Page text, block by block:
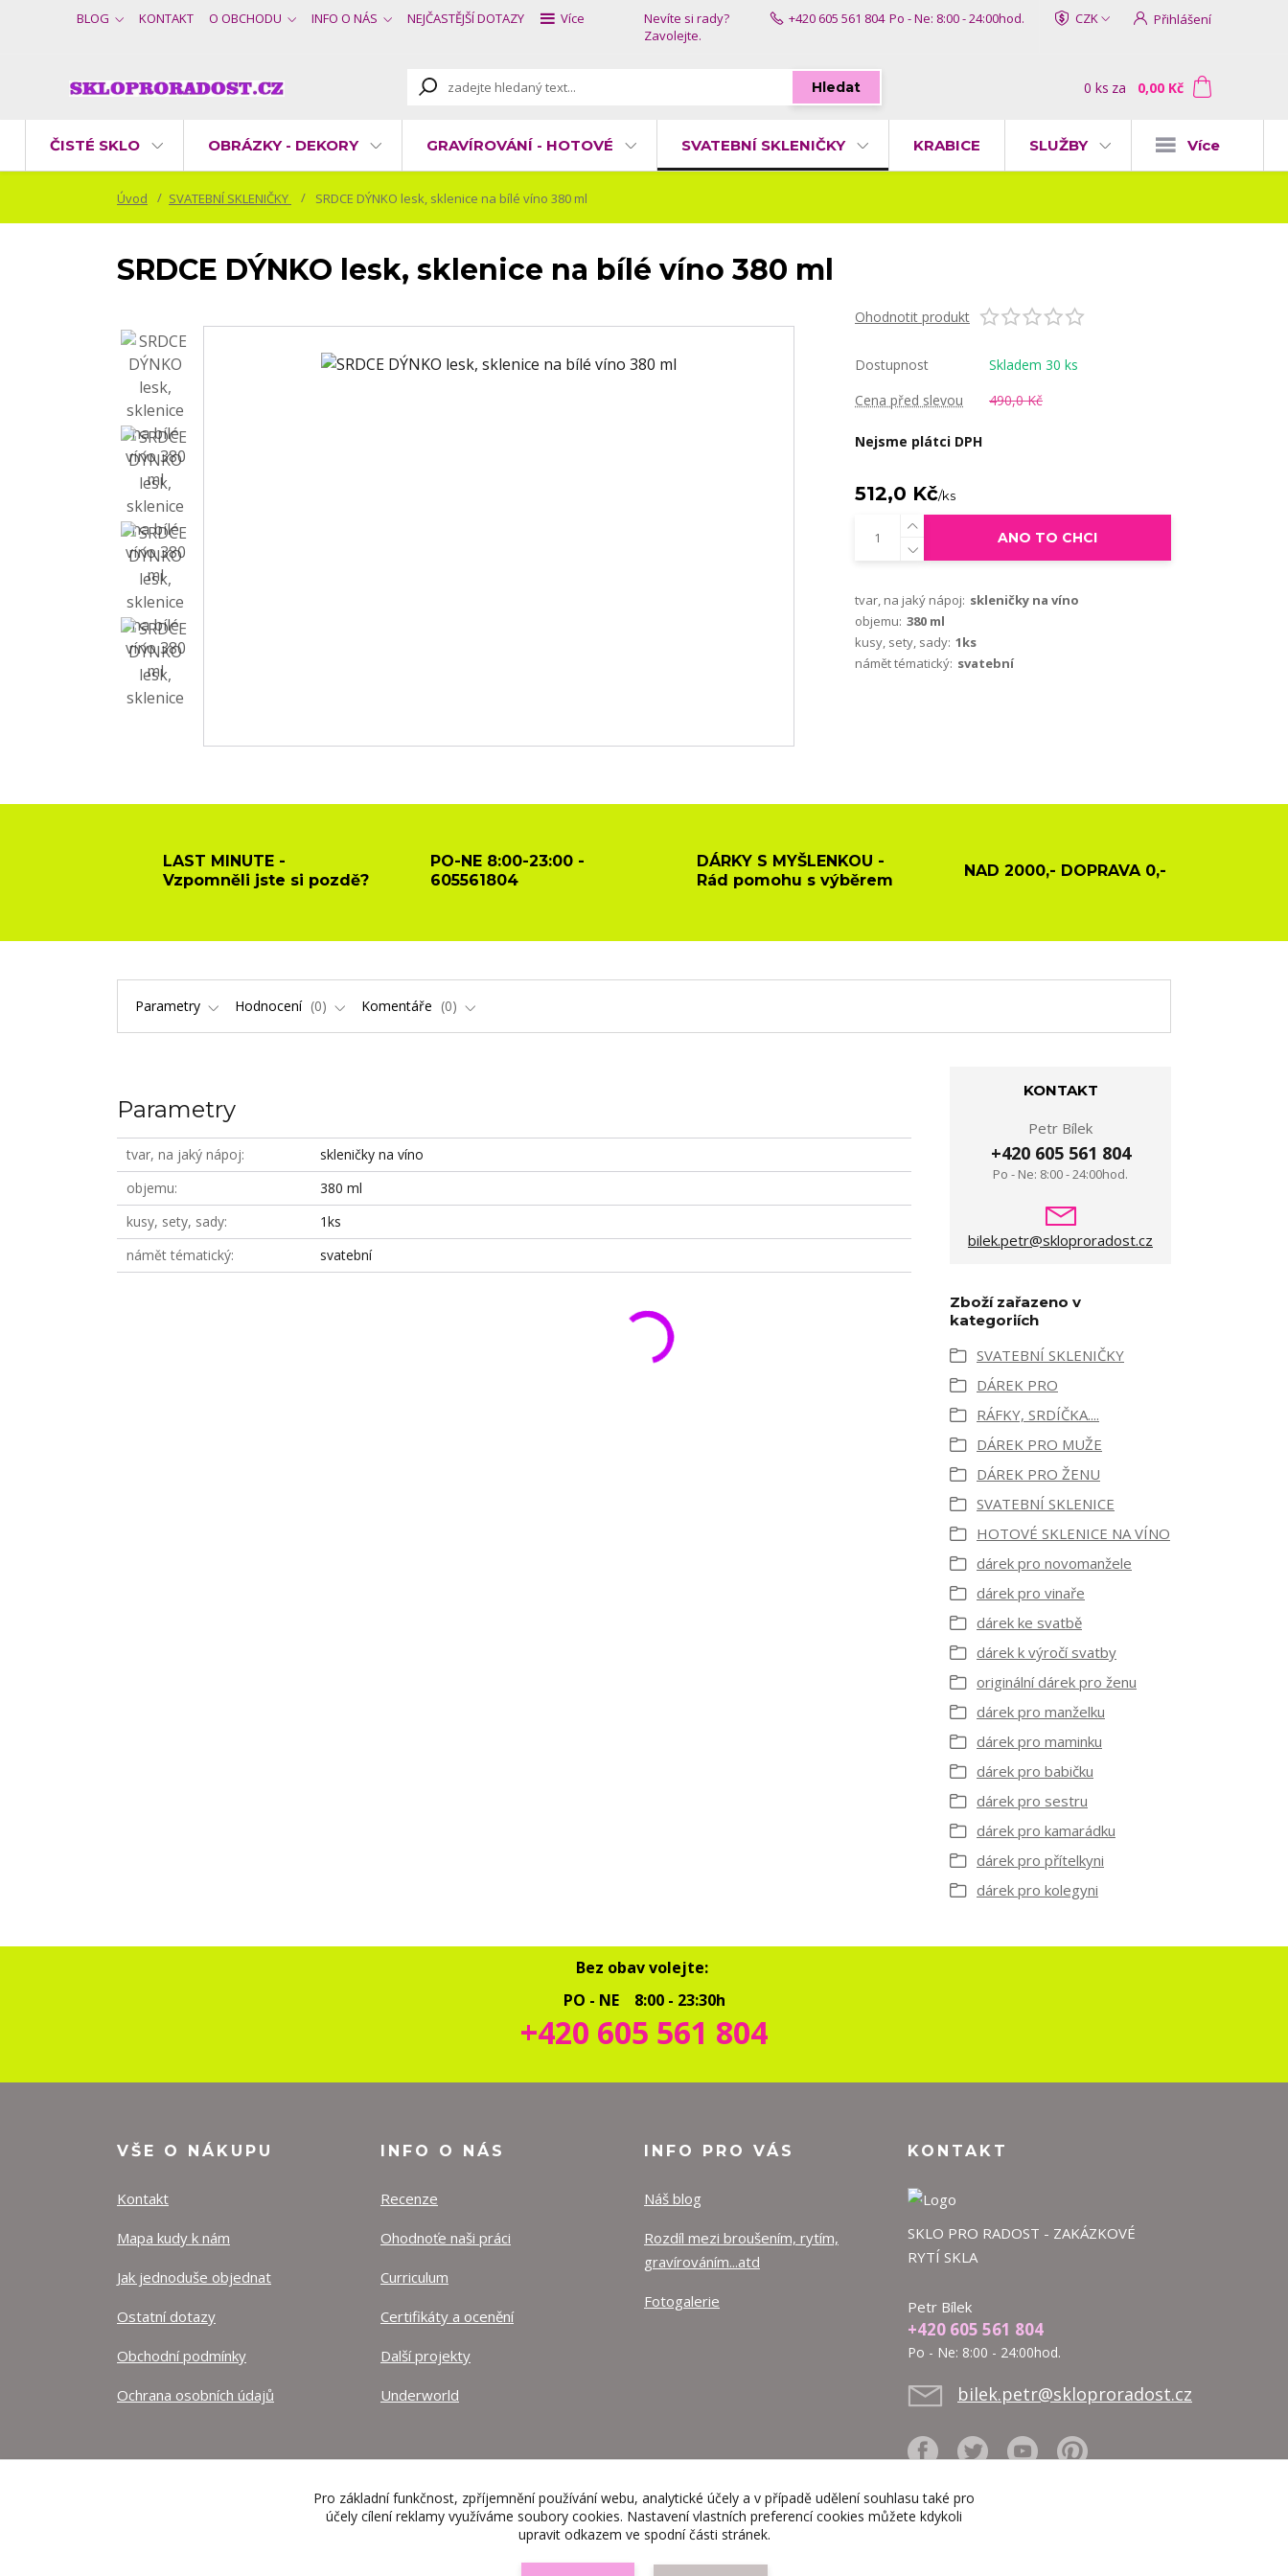
BLOG KONTAKT O OBCHODU INFO O NÁS NEJČASTĚJŠÍ DOTAZY Více CZK Přihlášení
Hledat
Nevíte si rady?
Zavolejte.
+420 605 561 804 Po - Ne: 8:00 - 24:00hod.
0 ks za 0,00 Kč
ČISTÉ SKLO OBRÁZKY - DEKORY GRAVÍROVÁNÍ - HOTOVÉ SVATEBNÍ SKLENIČKY KRABICE SLUŽBY Více
Úvod SVATEBNÍ SKLENIČKY SRDCE DÝNKO lesk, sklenice na bílé víno 380 ml
SRDCE DÝNKO lesk, sklenice na bílé víno 380 ml
Ohodnotit produkt
Dostupnost
Skladem 30 ks
Cena před slevou
490,0 Kč
Nejsme plátci DPH
512,0 Kč/ks
ANO TO CHCI
tvar, na jaký nápoj: skleničky na víno
objemu: 380 ml
kusy, sety, sady: 1ks
námět tématický: svatební
LAST MINUTE -
Vzpomněli jste si pozdě?
PO-NE 8:00-23:00 -
605561804
DÁRKY S MYŠLENKOU -
Rád pomohu s výběrem
NAD 2000,- DOPRAVA 0,-
Parametry Hodnocení 0 Komentáře 0
Parametry
tvar, na jaký nápoj
skleničky na víno
objemu
380 ml
kusy, sety, sady
1ks
námět tématický
svatební
KONTAKT
Petr Bílek
+420 605 561 804
Po - Ne: 8:00 - 24:00hod.
bilek.petr@skloproradost.cz
Zboží zařazeno v
kategoriích
SVATEBNÍ SKLENIČKY
DÁREK PRO
RÁFKY, SRDÍČKA....
DÁREK PRO MUŽE
DÁREK PRO ŽENU
SVATEBNÍ SKLENICE
HOTOVÉ SKLENICE NA VÍNO
dárek pro novomanžele
dárek pro vinaře
dárek ke svatbě
dárek k výročí svatby
originální dárek pro ženu
dárek pro manželku
dárek pro maminku
dárek pro babičku
dárek pro sestru
dárek pro kamarádku
dárek pro přítelkyni
dárek pro kolegyni
Bez obav volejte:
PO - NE 8:00 - 23:30h
+420 605 561 804
VŠE O NÁKUPU
Kontakt
Mapa kudy k nám
Jak jednoduše objednat
Ostatní dotazy
Obchodní podmínky
Ochrana osobních údajů
INFO O NÁS
Recenze
Ohodnoťe naši práci
Curriculum
Certifikáty a ocenění
Další projekty
Underworld
INFO PRO VÁS
Náš blog
Rozdíl mezi broušením, rytím,
gravírováním...atd
Fotogalerie
KONTAKT
SKLO PRO RADOST - ZAKÁZKOVÉ
RYTÍ SKLA
Petr Bílek
+420 605 561 804
Po - Ne: 8:00 - 24:00hod.
bilek.petr@skloproradost.cz
Pro základní funkčnost, zpříjemnění používání webu, analytické účely a v případě udělení souhlasu také pro
účely cílení reklamy využíváme soubory cookies. Nastavení vlastních preferencí cookies můžete kdykoli
upravit odkazem ve spodní části stránek.